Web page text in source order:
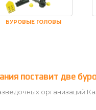
БУРОВЫЕ ГОЛОВЫ
поставит две
организаций